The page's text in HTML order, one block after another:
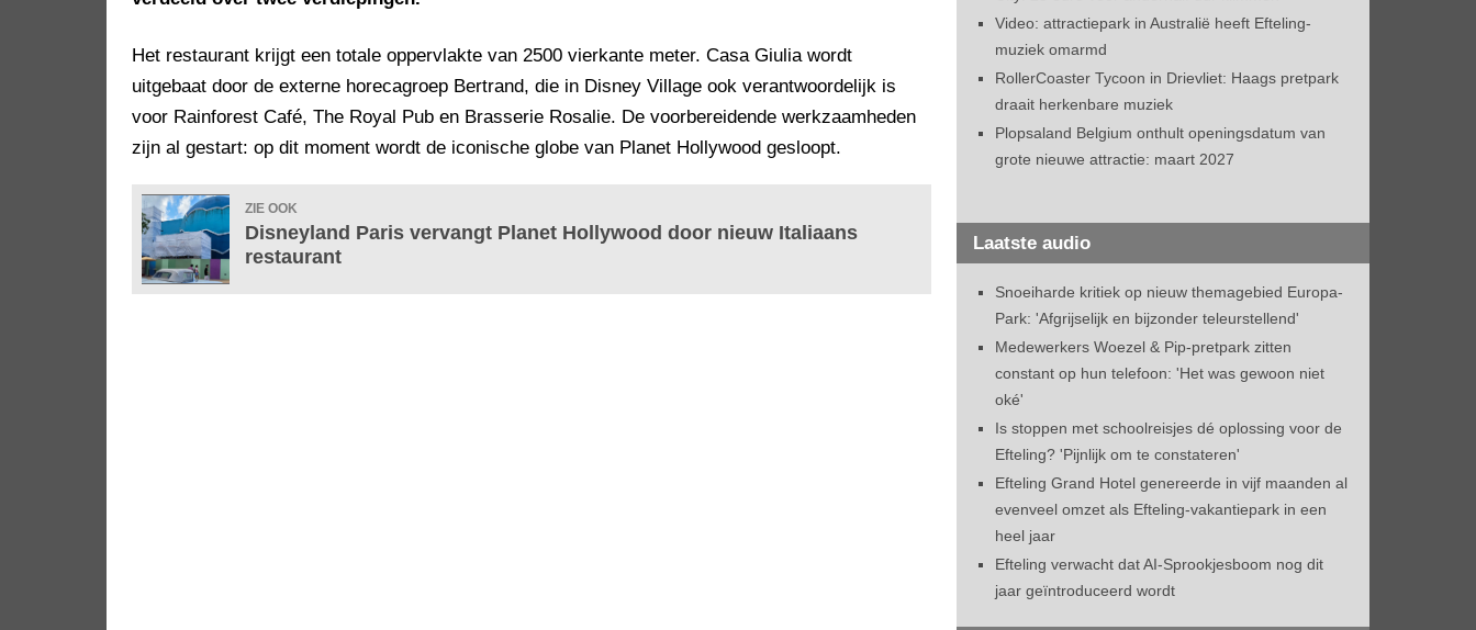
Het restaurant krijgt een totale oppervlakte van 2500 vierkante meter. Casa Giulia wordt
uitgebaat door de externe horecagroep Bertrand, die in Disney Village ook verantwoordelijk is
voor Rainforest Café, The Royal Pub en Brasserie Rosalie. De voorbereidende werkzaamheden
zijn al gestart: op dit moment wordt de iconische globe van Planet Hollywood gesloopt.
ZIE OOK
Disneyland Paris vervangt Planet Hollywood door nieuw Italiaans
restaurant
Video: attractiepark in Australië heeft Efteling-
muziek omarmd
RollerCoaster Tycoon in Drievliet: Haags pretpark
draait herkenbare muziek
Plopsaland Belgium onthult openingsdatum van
grote nieuwe attractie: maart 2027
Laatste audio
Snoeiharde kritiek op nieuw themagebied Europa-
Park: 'Afgrijselijk en bijzonder teleurstellend'
Medewerkers Woezel & Pip-pretpark zitten
constant op hun telefoon: 'Het was gewoon niet
oké'
Is stoppen met schoolreisjes dé oplossing voor de
Efteling? 'Pijnlijk om te constateren'
Efteling Grand Hotel genereerde in vijf maanden al
evenveel omzet als Efteling-vakantiepark in een
heel jaar
Efteling verwacht dat AI-Sprookjesboom nog dit
jaar geïntroduceerd wordt